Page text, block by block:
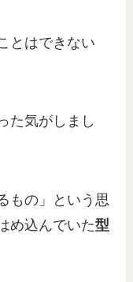
とはできない
た気がしまし
もの」という思
め込んでいた型